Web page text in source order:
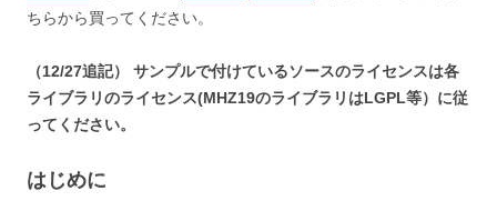
ちらから買ってください。
（12/27追記） サンプルで付けているソースのライセンスは各
ライブラリのライセンス(MHZ19のライブラリはLGPL等）に従
ってください。
はじめに